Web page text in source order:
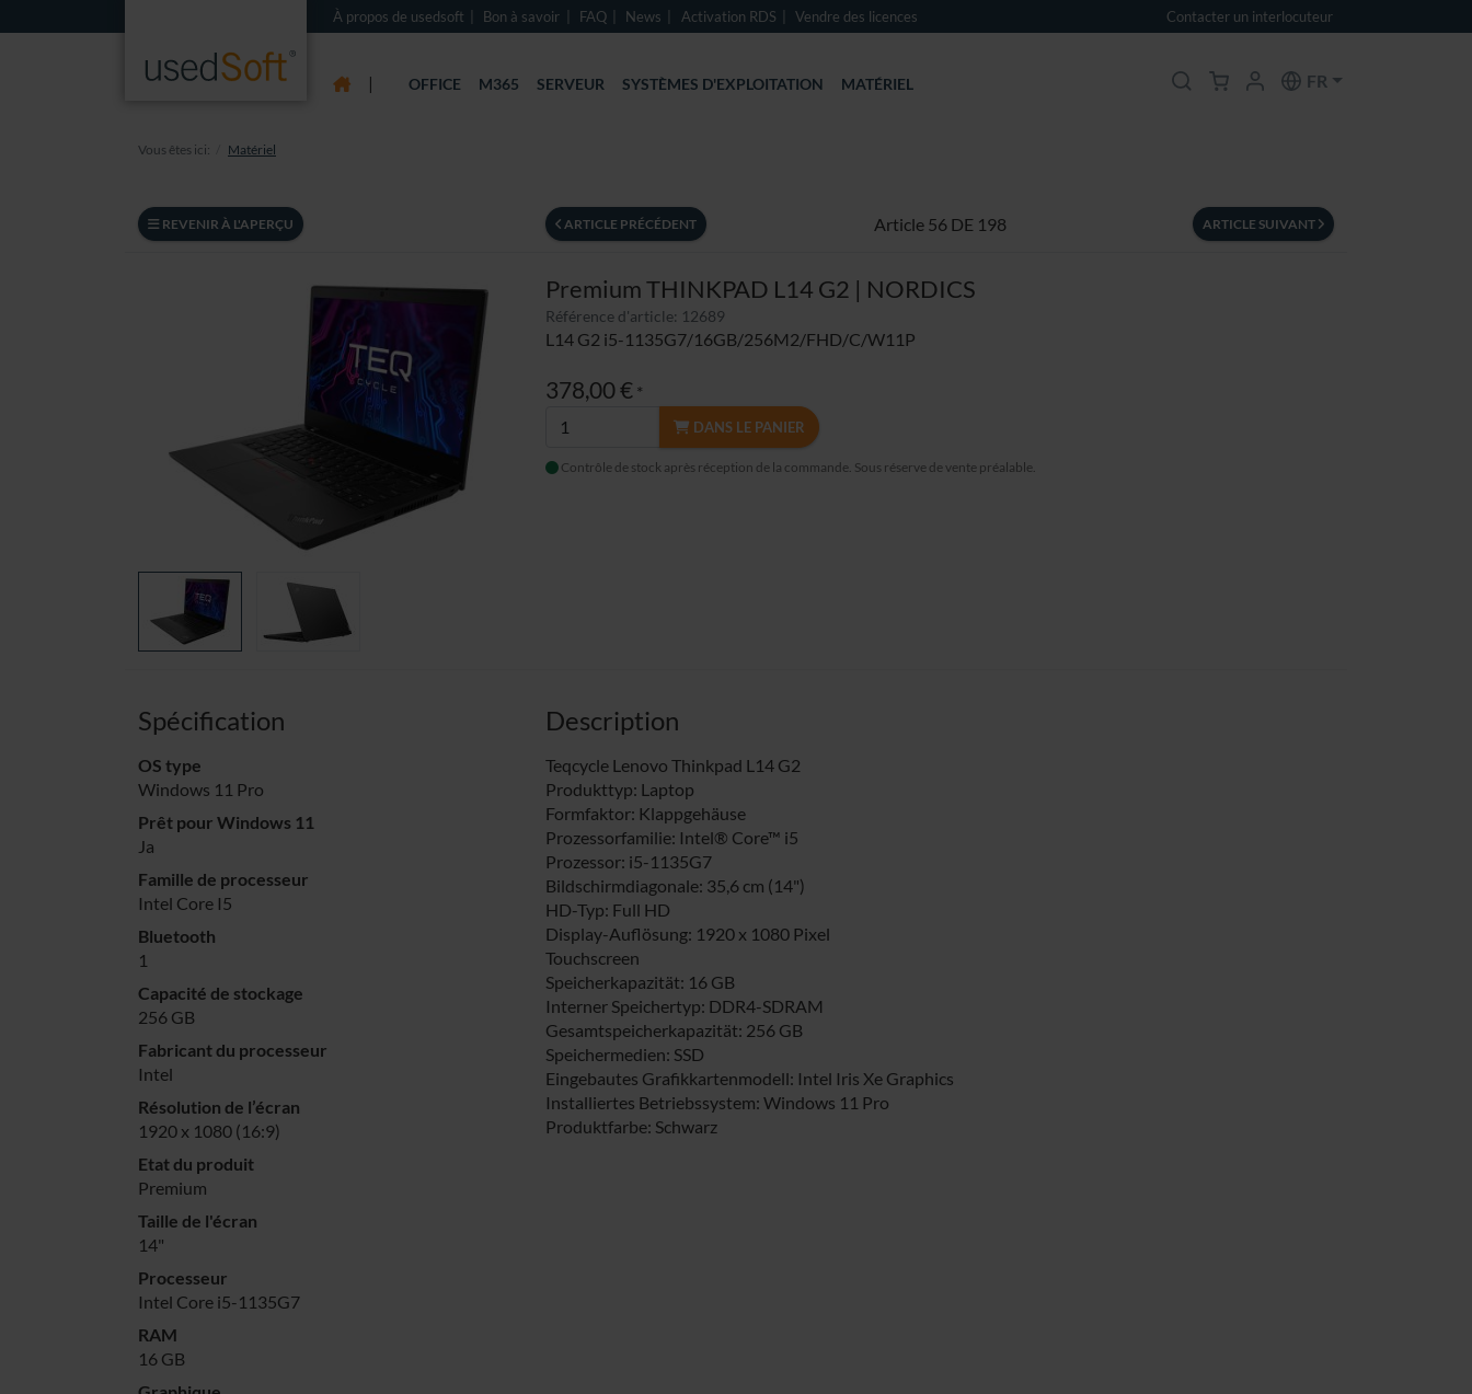
À propos de usedsoft Bon à savoir FAQ News Activation RDS Vendre des licences Contacter un interlocuteur
| OFFICE M365 SERVEUR SYSTÈMES D'EXPLOITATION MATÉRIEL FR
Vous êtes ici: Matériel
REVENIR À L'APERÇU ARTICLE PRÉCÉDENT Article 56 DE 198 ARTICLE SUIVANT
Premium THINKPAD L14 G2 | NORDICS
Référence d'article: 12689
L14 G2 i5-1135G7/16GB/256M2/FHD/C/W11P
378,00 € *
DANS LE PANIER
Contrôle de stock après réception de la commande. Sous réserve de vente préalable.
Description
Teqcycle Lenovo Thinkpad L14 G2
Produkttyp: Laptop
Formfaktor: Klappgehäuse
Prozessorfamilie: Intel® Core™ i5
Prozessor: i5-1135G7
Bildschirmdiagonale: 35,6 cm (14")
HD-Typ: Full HD
Display-Auflösung: 1920 x 1080 Pixel
Touchscreen
Speicherkapazität: 16 GB
Interner Speichertyp: DDR4-SDRAM
Gesamtspeicherkapazität: 256 GB
Speichermedien: SSD
Eingebautes Grafikkartenmodell: Intel Iris Xe Graphics
Installiertes Betriebssystem: Windows 11 Pro
Produktfarbe: Schwarz
Spécification
OS type
Windows 11 Pro
Prêt pour Windows 11
Ja
Famille de processeur
Intel Core I5
Bluetooth
1
Capacité de stockage
256 GB
Fabricant du processeur
Intel
Résolution de l’écran
1920 x 1080 (16:9)
Etat du produit
Premium
Taille de l'écran
14"
Processeur
Intel Core i5-1135G7
RAM
16 GB